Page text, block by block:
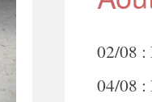
02/08 :
04/08 :